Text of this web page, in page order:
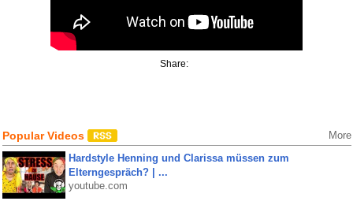
Share:
Popular Videos More
Hardstyle Henning und Clarissa müssen zum
Elterngespräch? | ...
youtube.com